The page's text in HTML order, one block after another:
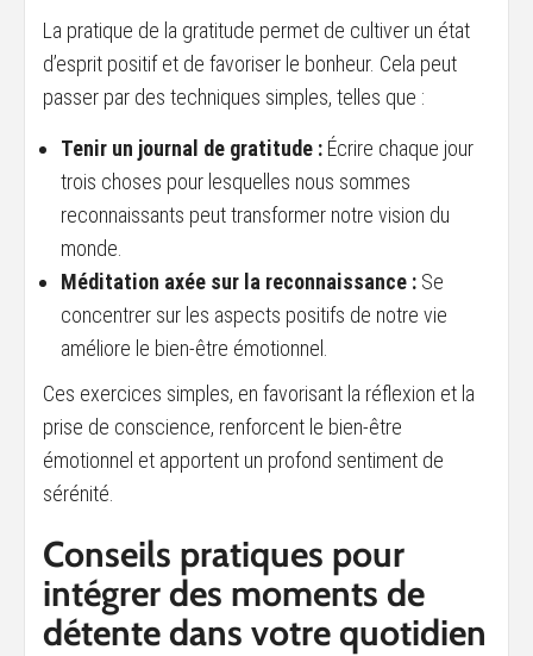
La pratique de la gratitude permet de cultiver un état
d’esprit positif et de favoriser le bonheur. Cela peut
passer par des techniques simples, telles que :
Tenir un journal de gratitude : Écrire chaque jour
trois choses pour lesquelles nous sommes
reconnaissants peut transformer notre vision du
monde.
Méditation axée sur la reconnaissance : Se
concentrer sur les aspects positifs de notre vie
améliore le bien-être émotionnel.
Ces exercices simples, en favorisant la réflexion et la
prise de conscience, renforcent le bien-être
émotionnel et apportent un profond sentiment de
sérénité.
Conseils pratiques pour
intégrer des moments de
détente dans votre quotidien